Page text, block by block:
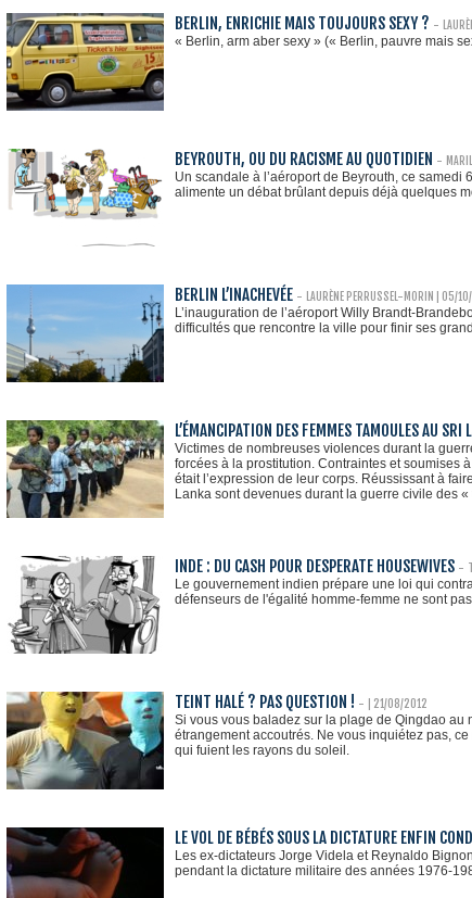
BERLIN, ENRICHIE MAIS TOUJOURS SEXY ? -
« Berlin, arm aber sexy » (« Berlin, pauvre mais
BEYROUTH, OU DU RACISME AU QUOTIDIEN -
Un scandale à l’aéroport de Beyrouth, ce
alimente un débat brûlant depuis déjà quelques
BERLIN L’INACHEVÉE - LAURÈNE PERRUSSEL-MORIN | 05/
L’inauguration de l’aéroport Willy Brandt-
difficultés que rencontre la ville pour finir ses
L’ÉMANCIPATION DES FEMMES TAMOULES AU
Victimes de nombreuses violences durant la
forcées à la prostitution. Contraintes et soumises
était l’expression de leur corps. Réussissant à
Lanka sont devenues durant la guerre civile des
INDE : DU CASH POUR DESPERATE HOUSEWIVES -
Le gouvernement indien prépare une loi qui
défenseurs de l'égalité homme-femme ne sont
TEINT HALÉ ? PAS QUESTION ! - | 21/08/2012
Si vous vous baladez sur la plage de Qingdao
étrangement accoutrés. Ne vous inquiétez pas,
qui fuient les rayons du soleil.
LE VOL DE BÉBÉS SOUS LA DICTATURE ENFIN
Les ex-dictateurs Jorge Videla et Reynaldo
pendant la dictature militaire des années 1976-